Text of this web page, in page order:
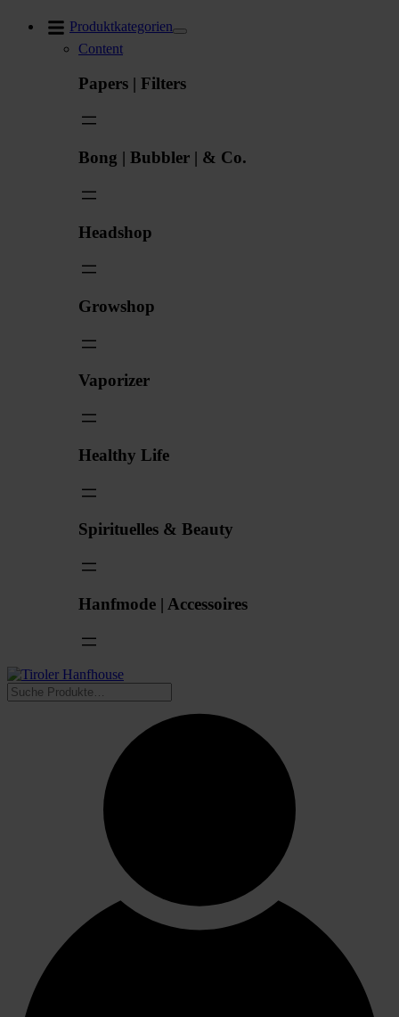
Produktkategorien
Content
Papers | Filters
Bong | Bubbler | & Co.
Headshop
Growshop
Vaporizer
Healthy Life
Spirituelles & Beauty
Hanfmode | Accessoires
Suchen